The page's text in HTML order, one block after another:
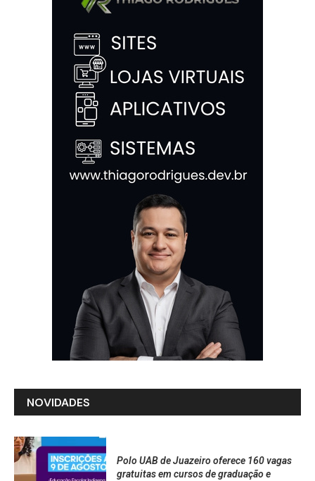
NOVIDADES
Polo UAB de Juazeiro oferece 160 vagas
gratuitas em cursos de graduação e